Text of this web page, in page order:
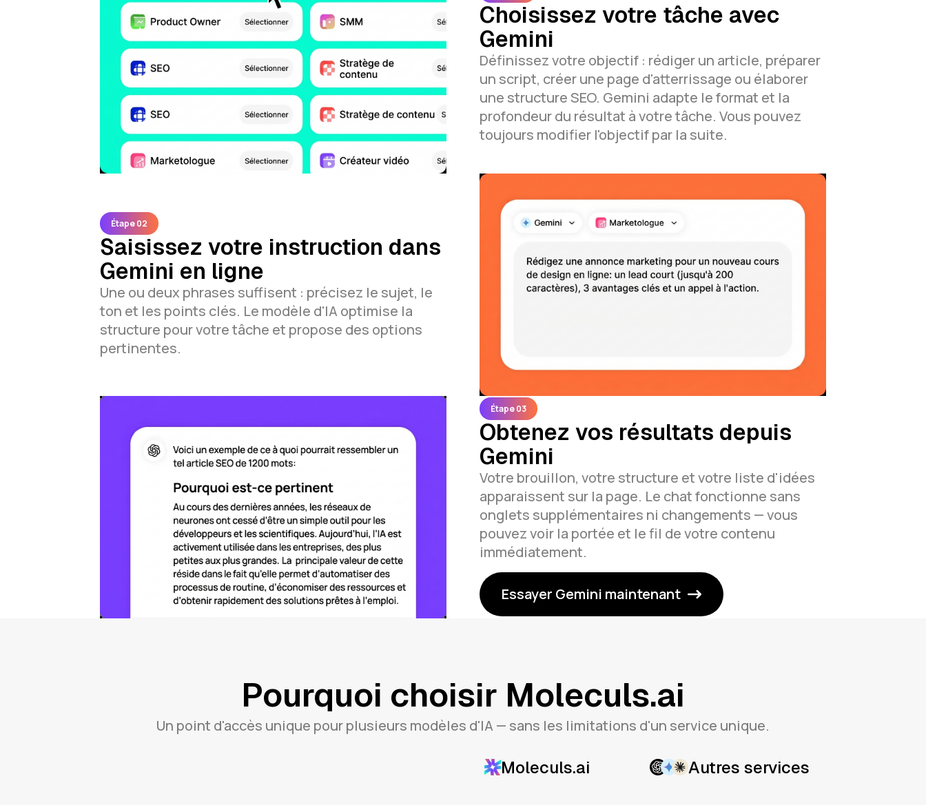
Choisissez votre tâche avec
Gemini
Définissez votre objectif : rédiger un article, préparer
un script, créer une page d'atterrissage ou élaborer
une structure SEO. Gemini adapte le format et la
profondeur du résultat à votre tâche. Vous pouvez
toujours modifier l'objectif par la suite.
Étape 02
Saisissez votre instruction dans
Gemini en ligne
Une ou deux phrases suffisent : précisez le sujet, le
ton et les points clés. Le modèle d'IA optimise la
structure pour votre tâche et propose des options
pertinentes.
Étape 03
Obtenez vos résultats depuis
Gemini
Votre brouillon, votre structure et votre liste d'idées
apparaissent sur la page. Le chat fonctionne sans
onglets supplémentaires ni changements — vous
pouvez voir la portée et le fil de votre contenu
immédiatement.
Essayer Gemini maintenant
Pourquoi choisir Moleculs.ai
Un point d'accès unique pour plusieurs modèles d'IA — sans les limitations d'un service unique.
Moleculs.ai Autres services